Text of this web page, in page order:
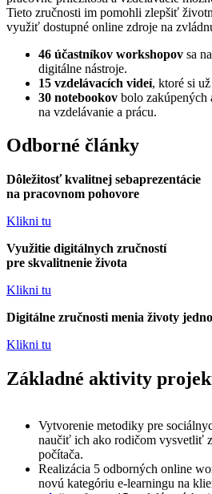
Tieto zručnosti im pomohli zlepšiť
využiť dostupné online zdroje na
46 účastníkov workshopov sa
digitálne nástroje.
15 vzdelávacích videí, ktoré si
30 notebookov bolo zakúpených
na vzdelávanie a prácu.
Odborné články
Dôležitosť kvalitnej sebaprezentácie
na pracovnom pohovore
Klikni tu
Využitie digitálnych zručností
pre skvalitnenie života
Klikni tu
Digitálne zručnosti menia životy
Klikni tu
Základné aktivity
Vytvorenie metodiky pre
naučiť ich ako rodičom vysvetliť
počítača.
Realizácia 5 odborných online
novú kategóriu e-learningu na